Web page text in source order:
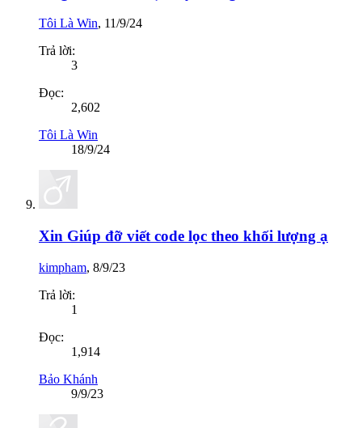
Tôi Là Win, 11/9/24
Trả lời:
3
Đọc:
2,602
Tôi Là Win
18/9/24
Xin Giúp đỡ viết code lọc theo khối lượng ạ
kimpham, 8/9/23
Trả lời:
1
Đọc:
1,914
Bảo Khánh
9/9/23